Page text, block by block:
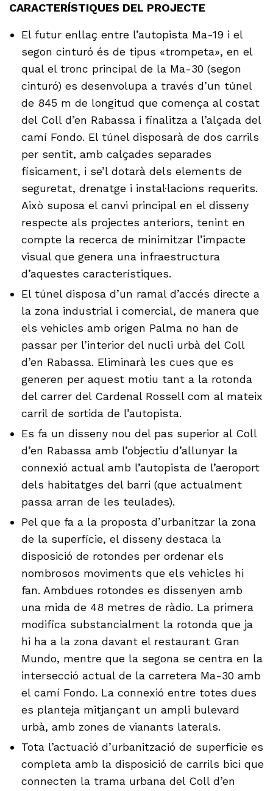
CARACTERÍSTIQUES DEL PROJECTE
El futur enllaç entre l’autopista Ma-19 i el
segon cinturó és de tipus «trompeta», en el
qual el tronc principal de la Ma-30 (segon
cinturó) es desenvolupa a través d’un túnel
de 845 m de longitud que comença al costat
del Coll d’en Rabassa i finalitza a l’alçada del
camí Fondo. El túnel disposarà de dos carrils
per sentit, amb calçades separades
físicament, i se’l dotarà dels elements de
seguretat, drenatge i instal·lacions requerits.
Això suposa el canvi principal en el disseny
respecte als projectes anteriors, tenint en
compte la recerca de minimitzar l’impacte
visual que genera una infraestructura
d’aquestes característiques.
El túnel disposa d’un ramal d’accés directe a
la zona industrial i comercial, de manera que
els vehicles amb origen Palma no han de
passar per l’interior del nucli urbà del Coll
d’en Rabassa. Eliminarà les cues que es
generen per aquest motiu tant a la rotonda
del carrer del Cardenal Rossell com al mateix
carril de sortida de l’autopista.
Es fa un disseny nou del pas superior al Coll
d’en Rabassa amb l’objectiu d’allunyar la
connexió actual amb l’autopista de l’aeroport
dels habitatges del barri (que actualment
passa arran de les teulades).
Pel que fa a la proposta d’urbanitzar la zona
de la superfície, el disseny destaca la
disposició de rotondes per ordenar els
nombrosos moviments que els vehicles hi
fan. Ambdues rotondes es dissenyen amb
una mida de 48 metres de ràdio. La primera
modifica substancialment la rotonda que ja
hi ha a la zona davant el restaurant Gran
Mundo, mentre que la segona se centra en la
intersecció actual de la carretera Ma-30 amb
el camí Fondo. La connexió entre totes dues
es planteja mitjançant un ampli bulevard
urbà, amb zones de vianants laterals.
Tota l’actuació d’urbanització de superfície es
completa amb la disposició de carrils bici que
connecten la trama urbana del Coll d’en